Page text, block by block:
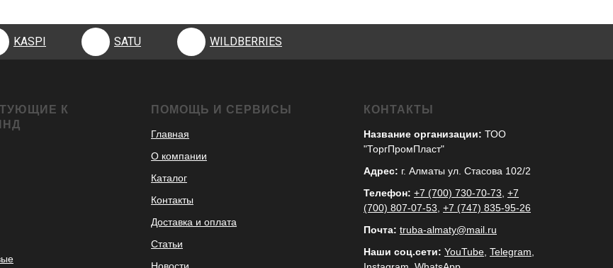
KASPI SATU WILDBERRIES
К
ПОМОЩЬ И СЕРВИСЫ
Главная
О компании
Каталог
Контакты
Доставка и оплата
Статьи
КОНТАКТЫ
Название организации: ТОО
"ТоргПромПласт"
Адрес: г. Алматы ул. Стасова 102/2
Телефон: +7 (700) 730-70-73 +7
(700) 807-07-53 +7 (747) 835-95-26
Почта: truba-almaty@mail.ru
Наши соц.сети: YouTube Telegram